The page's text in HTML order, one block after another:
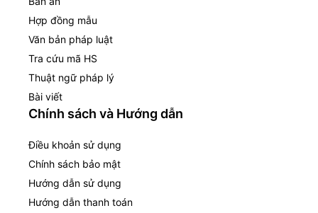
Hợp đồng mẫu
Văn bản pháp luật
Tra cứu mã HS
Thuật ngữ pháp lý
Bài viết
Chính sách và Hướng dẫn
Điều khoản sử dụng
Chính sách bảo mật
Hướng dẫn sử dụng
Hướng dẫn thanh toán